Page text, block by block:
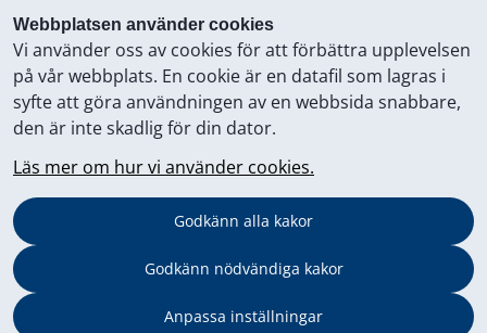
Webbplatsen använder cookies
Vi använder oss av cookies för att förbättra upplevelsen
på vår webbplats. En cookie är en datafil som lagras i
syfte att göra användningen av en webbsida snabbare,
den är inte skadlig för din dator.
Läs mer om hur vi använder cookies.
Godkänn alla kakor
Godkänn nödvändiga kakor
Anpassa inställningar